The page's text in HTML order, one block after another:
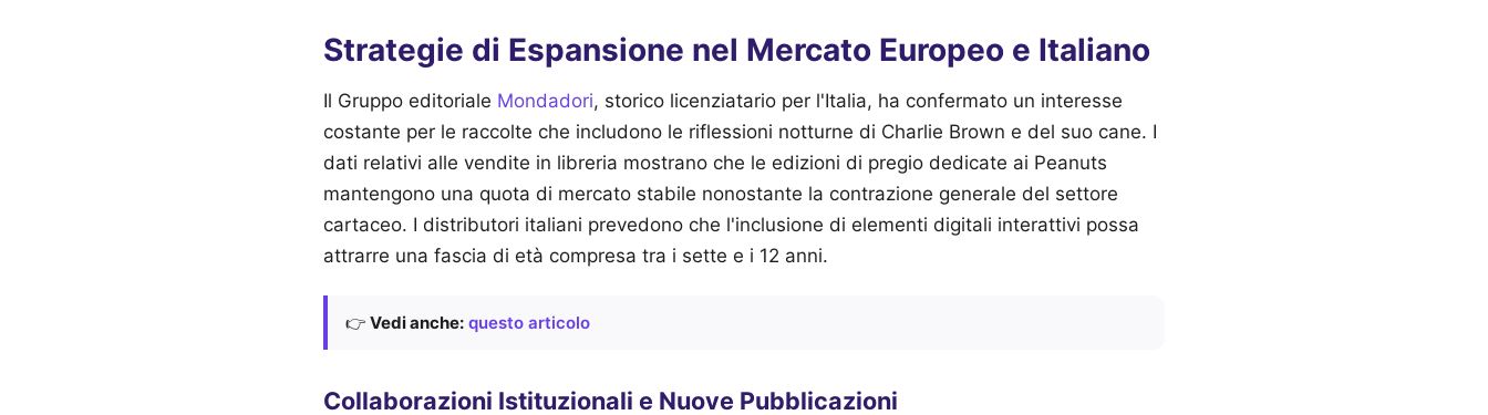
Strategie di Espansione nel Mercato Europeo e Italiano
Il Gruppo editoriale Mondadori, storico licenziatario per l'Italia, ha confermato un interesse
costante per le raccolte che includono le riflessioni notturne di Charlie Brown e del suo cane. I
dati relativi alle vendite in libreria mostrano che le edizioni di pregio dedicate ai Peanuts
mantengono una quota di mercato stabile nonostante la contrazione generale del settore
cartaceo. I distributori italiani prevedono che l'inclusione di elementi digitali interattivi possa
attrarre una fascia di età compresa tra i sette e i 12 anni.
👉 Vedi anche: questo articolo
Collaborazioni Istituzionali e Nuove Pubblicazioni